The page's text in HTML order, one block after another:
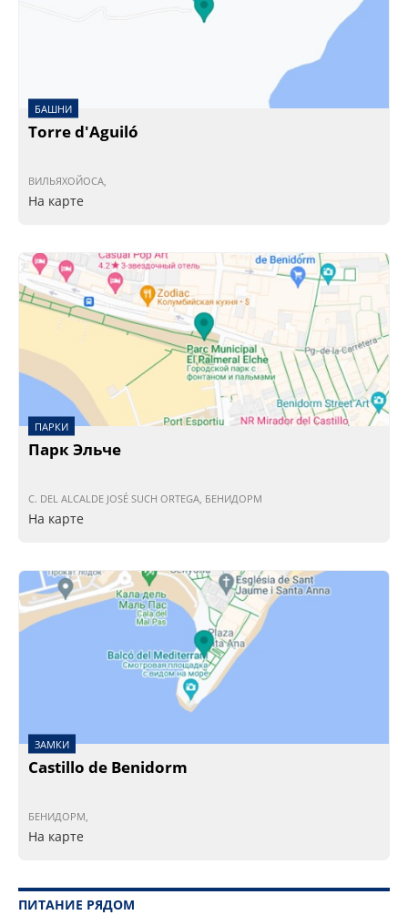
БАШНИ
Torre d'Aguiló
ВИЛЬЯХОЙОСА,
На карте
ПАРКИ
Парк Эльче
C. DEL ALCALDE JOSÉ SUCH ORTEGA, БЕНИДОРМ
На карте
ЗАМКИ
Castillo de Benidorm
БЕНИДОРМ,
На карте
ПИТАНИЕ РЯДОМ